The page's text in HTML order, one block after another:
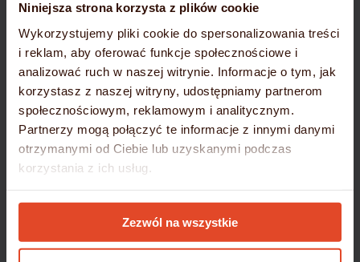
Niniejsza strona korzysta z plików cookie
Wykorzystujemy pliki cookie do spersonalizowania treści
i reklam, aby oferować funkcje społecznościowe i
analizować ruch w naszej witrynie. Informacje o tym, jak
korzystasz z naszej witryny, udostępniamy partnerom
społecznościowym, reklamowym i analitycznym.
Partnerzy mogą połączyć te informacje z innymi danymi
otrzymanymi od Ciebie lub uzyskanymi podczas
korzystania z ich usług.
Szczegółowe informacje umieściliśmy wPolityce
Zezwól na wszystkie